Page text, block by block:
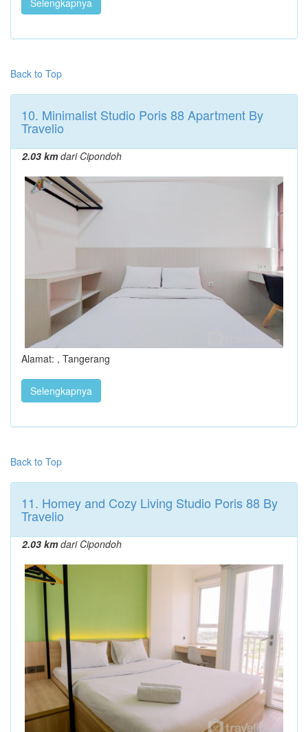
Back to Top
10. Minimalist Studio Poris 88 Apartment By
Travelio
2.03 kmdari Cipondoh
Alamat: , Tangerang
Selengkapnya
Back to Top
11. Homey and Cozy Living Studio Poris 88 By
Travelio
2.03 kmdari Cipondoh